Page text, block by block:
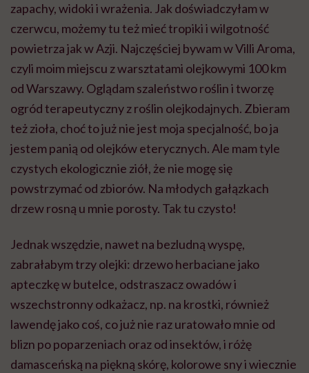
zapachy, widoki i wrażenia. Jak doświadczyłam w
czerwcu, możemy tu też mieć tropiki i wilgotność
powietrza jak w Azji. Najczęściej bywam w Villi Aroma,
czyli moim miejscu z warsztatami olejkowymi 100 km
od Warszawy. Oglądam szaleństwo roślin i tworzę
ogród terapeutyczny z roślin olejkodajnych. Zbieram
też zioła, choć to już nie jest moja specjalność, bo ja
jestem panią od olejków eterycznych. Ale mam tyle
czystych ekologicznie ziół, że nie mogę się
powstrzymać od zbiorów. Na młodych gałązkach
drzew rosną u mnie porosty. Tak tu czysto!
Jednak wszędzie, nawet na bezludną wyspę,
zabrałabym trzy olejki: drzewo herbaciane jako
apteczkę w butelce, odstraszacz owadów i
wszechstronny odkażacz, np. na krostki, również
lawendę jako coś, co już nie raz uratowało mnie od
blizn po poparzeniach oraz od insektów, i różę
damasceńską na piękną skórę, kolorowe sny i wiecznie